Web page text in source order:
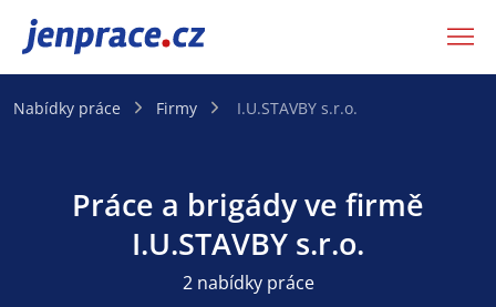
JenPráce.cz
Nabídky práce Firmy I.U.STAVBY s.r.o.
Práce a brigády ve firmě
I.U.STAVBY s.r.o.
2 nabídky práce